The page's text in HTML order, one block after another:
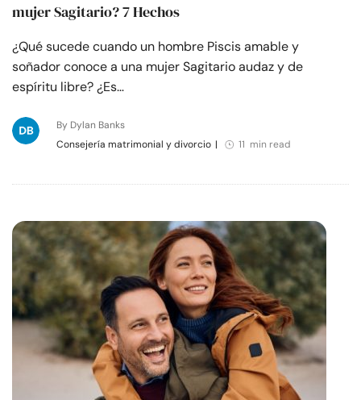
mujer Sagitario? 7 Hechos
¿Qué sucede cuando un hombre Piscis amable y
soñador conoce a una mujer Sagitario audaz y de
espíritu libre? ¿Es…
By Dylan Banks
Consejería matrimonial y divorcio | 11 min read